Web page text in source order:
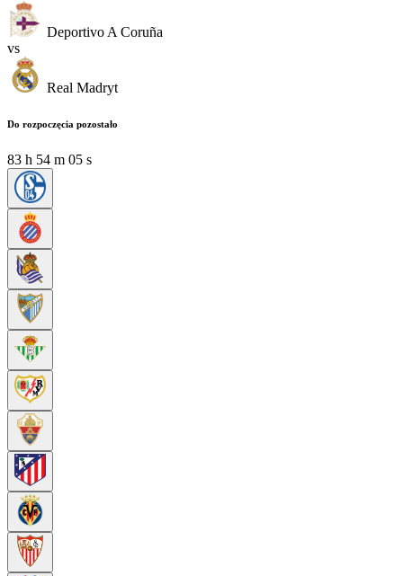
Deportivo A Coruña
vs
Real Madryt
Do rozpoczęcia pozostało
83 h 54 m 04 s